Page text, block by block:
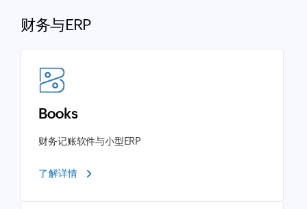
财务与ERP
Books
财务记账软件与小型ERP
了解详情